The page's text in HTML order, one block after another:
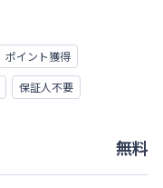
ポイント獲得
保証人不要
無料